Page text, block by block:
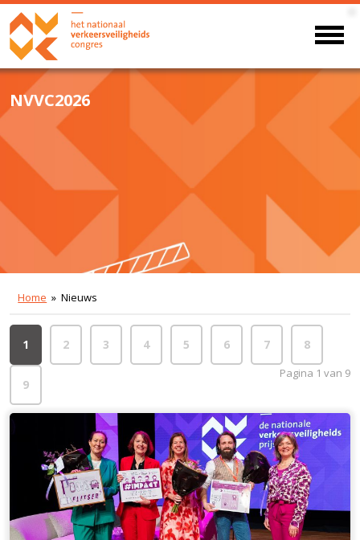
NVVC2026
Home » Nieuws
1 2 3 4 5 6 7 8
9
Pagina 1 van 9